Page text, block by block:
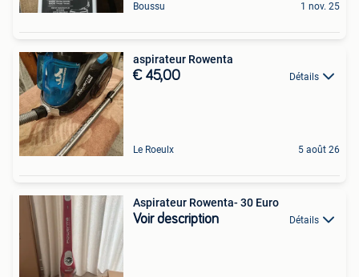
Boussu 1 nov. 25
aspirateur Rowenta
€ 45,00 Détails
Le Roeulx 5 août 26
Aspirateur Rowenta- 30 Euro
Voir description Détails